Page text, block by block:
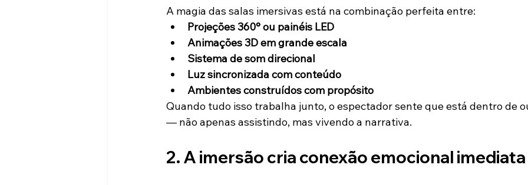
A magia das salas imersivas está na combinação perfeita entre:
Projeções 360° ou painéis LED
Animações 3D em grande escala
Sistema de som direcional
Luz sincronizada com conteúdo
Ambientes construídos com propósito
Quando tudo isso trabalha junto, o espectador sente que está dentro de
— não apenas assistindo, mas vivendo a narrativa.
2. A imersão cria conexão emocional imediata